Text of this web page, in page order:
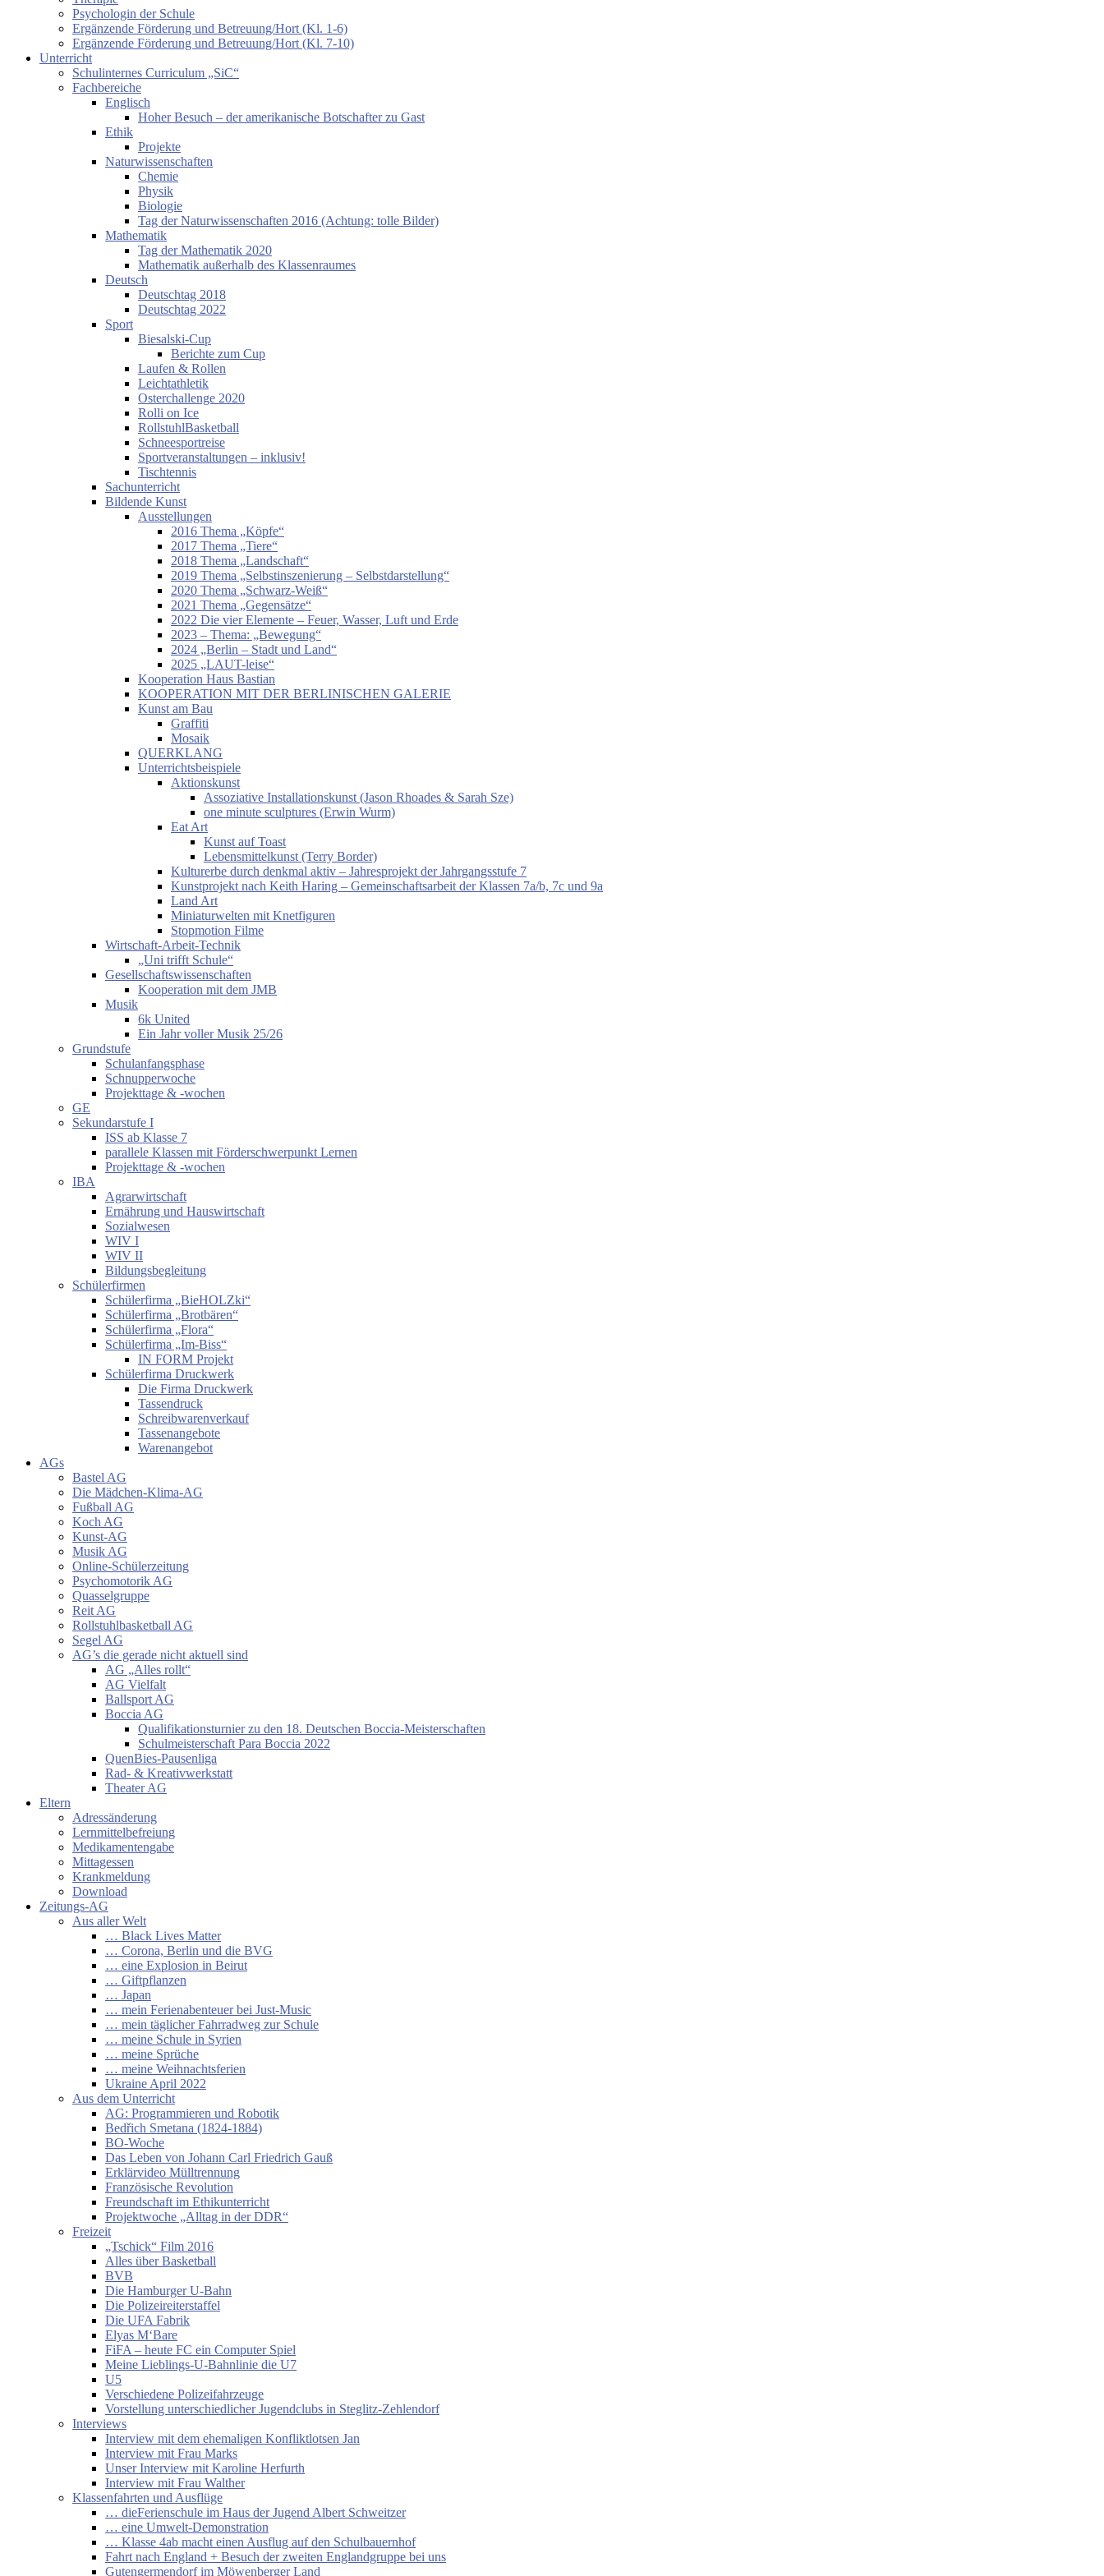
Psychologin der Schule
Ergänzende Förderung und Betreuung/Hort (Kl. 1-6)
Ergänzende Förderung und Betreuung/Hort (Kl. 7-10)
Unterricht
Schulinternes Curriculum „SiC“
Fachbereiche
Englisch
Hoher Besuch – der amerikanische Botschafter zu Gast
Ethik
Projekte
Naturwissenschaften
Chemie
Physik
Biologie
Tag der Naturwissenschaften 2016 (Achtung: tolle Bilder)
Mathematik
Tag der Mathematik 2020
Mathematik außerhalb des Klassenraumes
Deutsch
Deutschtag 2018
Deutschtag 2022
Sport
Biesalski-Cup
Berichte zum Cup
Laufen & Rollen
Leichtathletik
Osterchallenge 2020
Rolli on Ice
RollstuhlBasketball
Schneesportreise
Sportveranstaltungen – inklusiv!
Tischtennis
Sachunterricht
Bildende Kunst
Ausstellungen
2016 Thema „Köpfe“
2017 Thema „Tiere“
2018 Thema „Landschaft“
2019 Thema „Selbstinszenierung – Selbstdarstellung“
2020 Thema „Schwarz-Weiß“
2021 Thema „Gegensätze“
2022 Die vier Elemente – Feuer, Wasser, Luft und Erde
2023 – Thema: „Bewegung“
2024 „Berlin – Stadt und Land“
2025 „LAUT-leise“
Kooperation Haus Bastian
KOOPERATION MIT DER BERLINISCHEN GALERIE
Kunst am Bau
Graffiti
Mosaik
QUERKLANG
Unterrichtsbeispiele
Aktionskunst
Assoziative Installationskunst (Jason Rhoades & Sarah Sze)
one minute sculptures (Erwin Wurm)
Eat Art
Kunst auf Toast
Lebensmittelkunst (Terry Border)
Kulturerbe durch denkmal aktiv – Jahresprojekt der Jahrgangsstufe 7
Kunstprojekt nach Keith Haring – Gemeinschaftsarbeit der Klassen 7a/b, 7c und 9a
Land Art
Miniaturwelten mit Knetfiguren
Stopmotion Filme
Wirtschaft-Arbeit-Technik
„Uni trifft Schule“
Gesellschaftswissenschaften
Kooperation mit dem JMB
Musik
6k United
Ein Jahr voller Musik 25/26
Grundstufe
Schulanfangsphase
Schnupperwoche
Projekttage & -wochen
GE
Sekundarstufe I
ISS ab Klasse 7
parallele Klassen mit Förderschwerpunkt Lernen
Projekttage & -wochen
IBA
Agrarwirtschaft
Ernährung und Hauswirtschaft
Sozialwesen
WIV I
WIV II
Bildungsbegleitung
Schülerfirmen
Schülerfirma „BieHOLZki“
Schülerfirma „Brotbären“
Schülerfirma „Flora“
Schülerfirma „Im-Biss“
IN FORM Projekt
Schülerfirma Druckwerk
Die Firma Druckwerk
Tassendruck
Schreibwarenverkauf
Tassenangebote
Warenangebot
AGs
Bastel AG
Die Mädchen-Klima-AG
Fußball AG
Koch AG
Kunst-AG
Musik AG
Online-Schülerzeitung
Psychomotorik AG
Quasselgruppe
Reit AG
Rollstuhlbasketball AG
Segel AG
AG’s die gerade nicht aktuell sind
AG „Alles rollt“
AG Vielfalt
Ballsport AG
Boccia AG
Qualifikationsturnier zu den 18. Deutschen Boccia-Meisterschaften
Schulmeisterschaft Para Boccia 2022
QuenBies-Pausenliga
Rad- & Kreativwerkstatt
Theater AG
Eltern
Adressänderung
Lernmittelbefreiung
Medikamentengabe
Mittagessen
Krankmeldung
Download
Zeitungs-AG
Aus aller Welt
… Black Lives Matter
… Corona, Berlin und die BVG
… eine Explosion in Beirut
… Giftpflanzen
… Japan
… mein Ferienabenteuer bei Just-Music
… mein täglicher Fahrradweg zur Schule
… meine Schule in Syrien
… meine Sprüche
… meine Weihnachtsferien
Ukraine April 2022
Aus dem Unterricht
AG: Programmieren und Robotik
Bedřich Smetana (1824-1884)
BO-Woche
Das Leben von Johann Carl Friedrich Gauß
Erklärvideo Mülltrennung
Französische Revolution
Freundschaft im Ethikunterricht
Projektwoche „Alltag in der DDR“
Freizeit
„Tschick“ Film 2016
Alles über Basketball
BVB
Die Hamburger U-Bahn
Die Polizeireiterstaffel
Die UFA Fabrik
Elyas M‘Bare
FiFA – heute FC ein Computer Spiel
Meine Lieblings-U-Bahnlinie die U7
U5
Verschiedene Polizeifahrzeuge
Vorstellung unterschiedlicher Jugendclubs in Steglitz-Zehlendorf
Interviews
Interview mit dem ehemaligen Konfliktlotsen Jan
Interview mit Frau Marks
Unser Interview mit Karoline Herfurth
Interview mit Frau Walther
Klassenfahrten und Ausflüge
… dieFerienschule im Haus der Jugend Albert Schweitzer
… eine Umwelt-Demonstration
… Klasse 4ab macht einen Ausflug auf den Schulbauernhof
Fahrt nach England + Besuch der zweiten Englandgruppe bei uns
Gutengermendorf im Möwenberger Land